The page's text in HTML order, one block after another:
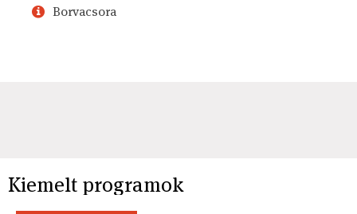
Borvacsora
Kiemelt programok